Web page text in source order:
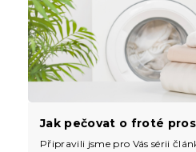
Jak pečovat o froté
Připravili jsme pro Vás sérii